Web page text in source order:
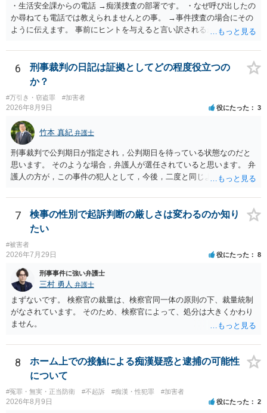
・生活安全課からの電話 →痴漢捜査の部署です。 ・なぜ呼び出したの
か尋ねても電話では教えられませんとの事。 →事件捜査の場合にその
ように伝えます。 事前にヒントを与えると言い訳されるからです。 ・
たり →やはり痴漢として疑われているのでは。 そもそも痴漢をやって
ないのであれば、何も疑われる筋合いは無いわけですし狼狽える必要
はないですね。
6
刑事裁判の日記は証拠としてどの程度役立つの
か？
#万引き・窃盗罪 #加害者
2026年8月9日 役にたった 3
竹本 真紀 弁護士
刑事裁判で公判期日が指定され，公判期日を待っている状態なのだと
思います。 そのような場合，弁護人が選任されていると思います。 弁
護人の方が，この事件の犯人として，今後，二度と同じような犯罪を
いかアドバイスしてくれると思います。そして，書いた内容は，被告
人質問などで活用されることになると思います。 裁判のためだけに記
録するわけではないかもしれませんが，「裁判において証拠として利
用できる可能性があれば」と考えているのであれば，本件について証
拠も見て内容を把握している，弁護人の方と相談して書く内容を打ち
合わせて進めるのが，裁判の観点では一番効果的だと思います。 適応
障害で窃盗罪ということであれば，責任能力に影響する話ではなく情
状に関しての話になると思いますので，弁護人の方と相談してみまし
ょう。
7
検事の性別で起訴判断の厳しさは変わるのか知り
たい
#被害者
2026年7月29日 役にたった 8
刑事事件に強い弁護士
三村 勇人 弁護士
まずないです。 検察官の裁量は、検察官同一体の原則の下、裁量統制
がなされています。 そのため、検察官によって、処分は大きくかわり
ません。
8
ホーム上での接触による痴漢疑惑と逮捕の可能性
について
#冤罪・無実・正当防衛 #不起訴 #痴漢・性犯罪 #加害者
2026年8月9日 役にたった 2